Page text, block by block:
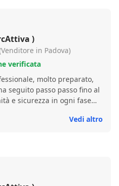
a mantenere un clima
fiducia, seguendo tutto
Una persona preparata,
valida. Consigliatissimo
serio che sappia
competenza e sensibilità.
)
in Padova)
verificata
molto preparato,
seguito passo passo fino al
e sicurezza in ogni fase
tralasciare nessun
promesse irrealizzabili
per terra
Vedi altro